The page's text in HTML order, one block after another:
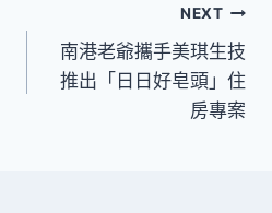
NEXT
南港老爺攜手美琪生技
推出「日日好皂頭」住
房專案